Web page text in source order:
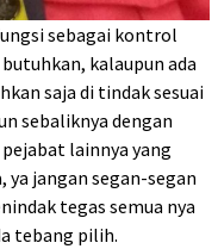
sebagai kontrol
kalaupun ada
saja di tindak sesuai
sebaliknya dengan
lainnya yang
ya jangan segan-segan
tegas semua nya
tebang pilih.